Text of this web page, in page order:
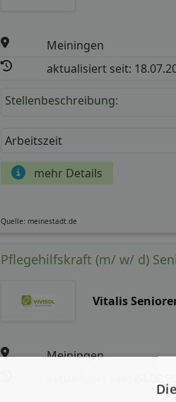
Meiningen
aktualisiert seit:
Stellenbeschreibung:
Arbeitszeit
mehr Details
Quelle: meinestadt.de
Pflegehilfskraft (m/ w/ d)
Vitalis
Meiningen